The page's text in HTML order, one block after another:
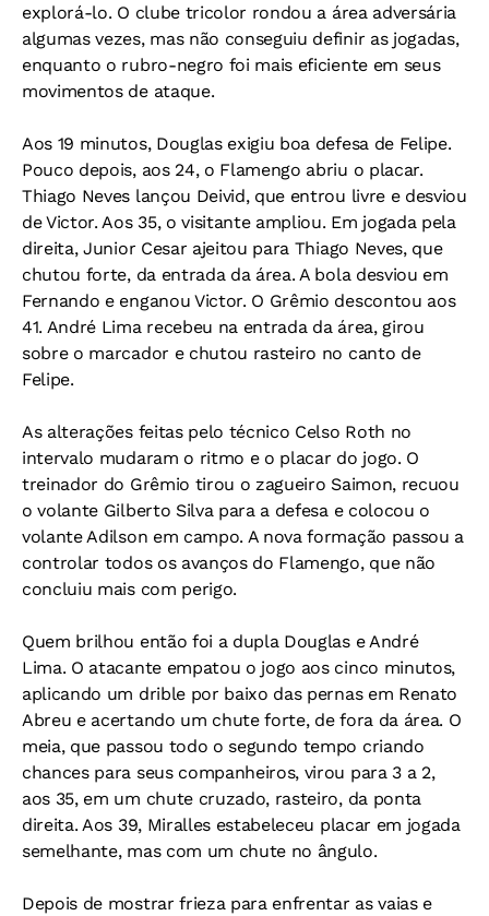
explorá-lo. O clube tricolor rondou a área adversária
algumas vezes, mas não conseguiu definir as jogadas,
enquanto o rubro-negro foi mais eficiente em seus
movimentos de ataque.
Aos 19 minutos, Douglas exigiu boa defesa de Felipe.
Pouco depois, aos 24, o Flamengo abriu o placar.
Thiago Neves lançou Deivid, que entrou livre e desviou
de Victor. Aos 35, o visitante ampliou. Em jogada pela
direita, Junior Cesar ajeitou para Thiago Neves, que
chutou forte, da entrada da área. A bola desviou em
Fernando e enganou Victor. O Grêmio descontou aos
41. André Lima recebeu na entrada da área, girou
sobre o marcador e chutou rasteiro no canto de
Felipe.
As alterações feitas pelo técnico Celso Roth no
intervalo mudaram o ritmo e o placar do jogo. O
treinador do Grêmio tirou o zagueiro Saimon, recuou
o volante Gilberto Silva para a defesa e colocou o
volante Adilson em campo. A nova formação passou a
controlar todos os avanços do Flamengo, que não
concluiu mais com perigo.
Quem brilhou então foi a dupla Douglas e André
Lima. O atacante empatou o jogo aos cinco minutos,
aplicando um drible por baixo das pernas em Renato
Abreu e acertando um chute forte, de fora da área. O
meia, que passou todo o segundo tempo criando
chances para seus companheiros, virou para 3 a 2,
aos 35, em um chute cruzado, rasteiro, da ponta
direita. Aos 39, Miralles estabeleceu placar em jogada
semelhante, mas com um chute no ângulo.
Depois de mostrar frieza para enfrentar as vaias e